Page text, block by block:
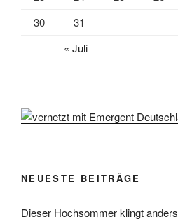
30
31
« Juli
NEUESTE BEITRÄGE
Dieser Hochsommer klingt anders